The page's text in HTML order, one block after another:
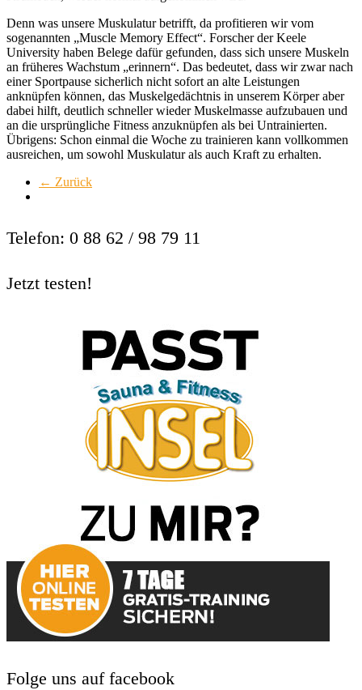
Denn was unsere Muskulatur betrifft, da profitieren wir vom
sogenannten „Muscle Memory Effect“. Forscher der Keele
University haben Belege dafür gefunden, dass sich unsere Muskeln
an früheres Wachstum „erinnern“. Das bedeutet, dass wir zwar nach
einer Sportpause sicherlich nicht sofort an alte Leistungen
anknüpfen können, das Muskelgedächtnis in unserem Körper aber
dabei hilft, deutlich schneller wieder Muskelmasse aufzubauen und
an die ursprüngliche Fitness anzuknüpfen als bei Untrainierten.
Übrigens: Schon einmal die Woche zu trainieren kann vollkommen
ausreichen, um sowohl Muskulatur als auch Kraft zu erhalten.
← Zurück
Telefon: 0 88 62 / 98 79 11
Jetzt testen!
Folge uns auf facebook